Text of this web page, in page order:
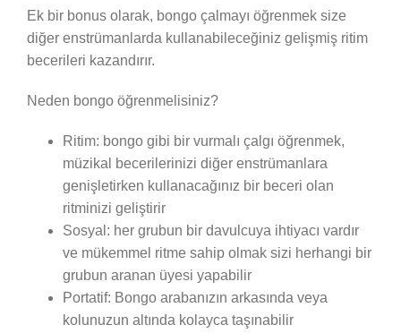
Ek bir bonus olarak, bongo çalmayı öğrenmek size
diğer enstrümanlarda kullanabileceğiniz gelişmiş ritim
becerileri kazandırır.
Neden bongo öğrenmelisiniz?
Ritim: bongo gibi bir vurmalı çalgı öğrenmek,
müzikal becerilerinizi diğer enstrümanlara
genişletirken kullanacağınız bir beceri olan
ritminizi geliştirir
Sosyal: her grubun bir davulcuya ihtiyacı vardır
ve mükemmel ritme sahip olmak sizi herhangi bir
grubun aranan üyesi yapabilir
Portatif: Bongo arabanızın arkasında veya
kolunuzun altında kolayca taşınabilir